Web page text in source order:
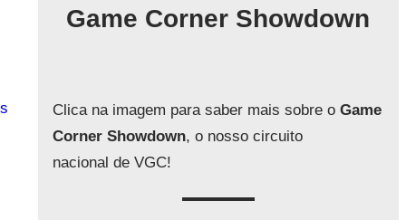
Game Corner Showdown
Clica na imagem para saber mais sobre oGame
Corner Showdown, o nosso circuito
nacional de VGC!